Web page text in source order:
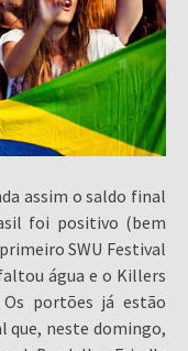
assim o saldo final
foi positivo (bem
SWU Festival
água e o Killers
portões já estão
que, neste domingo,